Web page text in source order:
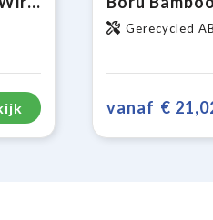
Gerecycled
vanaf €